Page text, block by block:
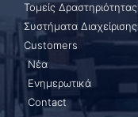
Τομείς Δραστηριότητας
Συστήματα Διαχείρισης
Customers
Νέα
Ενημερωτικά
Contact